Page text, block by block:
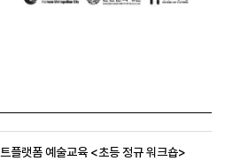
플랫폼 예술교육 <초등 정규 워크숍>